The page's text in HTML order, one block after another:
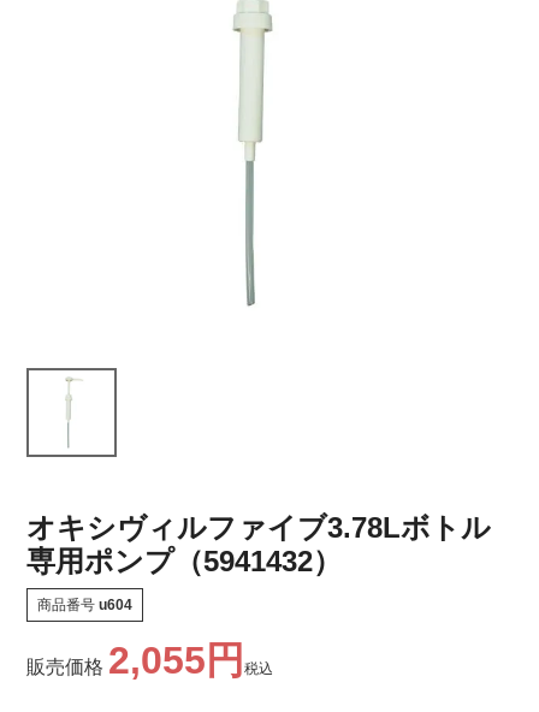
オキシヴィルファイブ3.78Lボトル
専用ポンプ（5941432）
商品番号 u604
販売価格 2,055 税込